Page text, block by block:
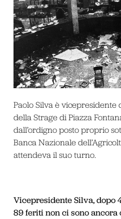
Paolo Silva è vicepresidente
della Strage di Piazza
dall’ordigno posto proprio
Banca Nazionale
attendeva il suo turno.
Vicepresidente Silva, dopo
89 feriti non ci sono ancora